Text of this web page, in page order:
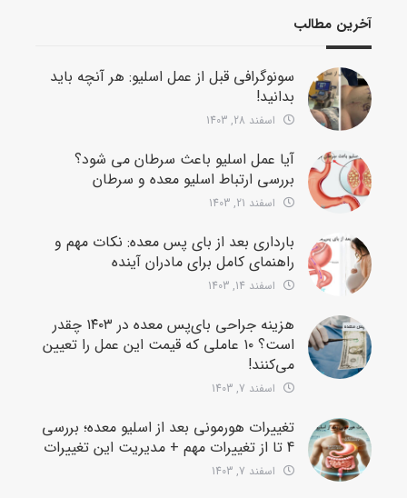
آخرین مطالب
سونوگرافی قبل از عمل اسلیو: هر آنچه باید
بدانید!
اسفند 28, 1403
آیا عمل اسلیو باعث سرطان می شود؟
بررسی ارتباط اسلیو معده و سرطان
اسفند 21, 1403
بارداری بعد از بای پس معده: نکات مهم و
راهنمای کامل برای مادران آینده
اسفند 14, 1403
هزینه جراحی بای‌پس معده در ۱۴۰۳ چقدر
است؟ ۱۰ عاملی که قیمت این عمل را تعیین
می‌کنند!
اسفند 7, 1403
تغییرات هورمونی بعد از اسلیو معده؛ بررسی
4 تا از تغییرات مهم + مدیریت این تغییرات
اسفند 7, 1403